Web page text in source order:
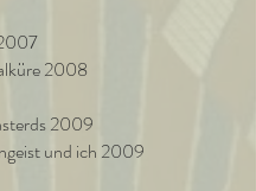
2008
2009
und ich 2009